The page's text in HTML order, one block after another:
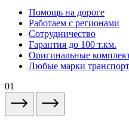
Помощь на дороге
Работаем с регионами
Сотрудничество
Гарантия до 100 т.км.
Оригинальные
Любые марки
01